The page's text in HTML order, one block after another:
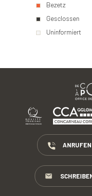
Bezetz
Gesclossen
Uninformiert